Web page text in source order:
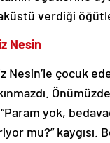
verdiği
Nesin
Nesin’le çocuk
yok,
mu?” kaygısı.